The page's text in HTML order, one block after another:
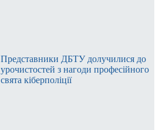
Представники ДБТУ долучилися до
урочистостей з нагоди професійного
свята кіберполіції